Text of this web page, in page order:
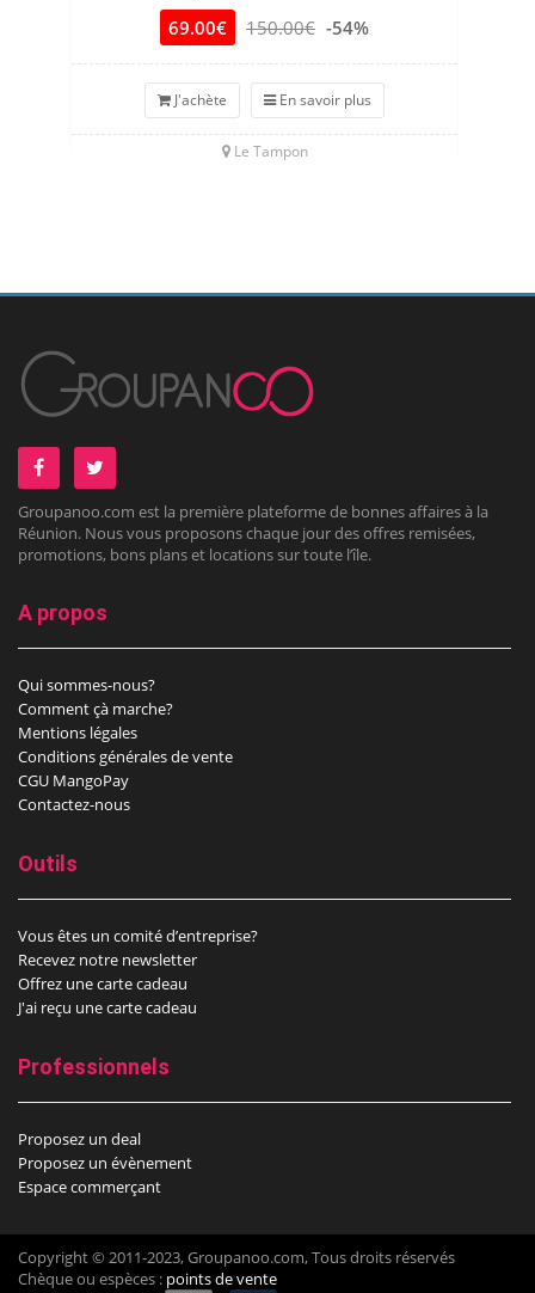
69.00€ 150.00€ -54%
J'achète En savoir plus
Le Tampon
Groupanoo.com est la première plateforme de bonnes affaires à la
Réunion. Nous vous proposons chaque jour des offres remisées,
promotions, bons plans et locations sur toute l’île.
A propos
Qui sommes-nous?
Comment çà marche?
Mentions légales
Conditions générales de vente
CGU MangoPay
Contactez-nous
Outils
Vous êtes un comité d’entreprise?
Recevez notre newsletter
Offrez une carte cadeau
J'ai reçu une carte cadeau
Professionnels
Proposez un deal
Proposez un évènement
Espace commerçant
Copyright © 2011-2023, Groupanoo.com, Tous droits réservés
Chèque ou espèces : points de vente